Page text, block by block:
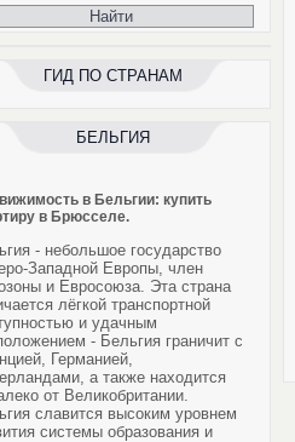
ГИД ПО СТРАНАМ
БЕЛЬГИЯ
в Бельгии: купить
в Брюсселе.
- небольшое государство
Западной Европы, член
и Евросоюза. Эта страна
лёгкой транспортной
и удачным
- Бельгия граничит с
Германией,
а также находится
от Великобритании.
славится высоким уровнем
системы образования и